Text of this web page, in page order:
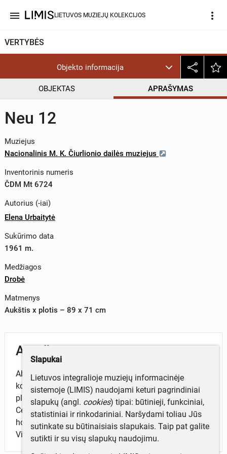
menu LIETUVOS MUZIEJŲ KOLEKCIJOS more_vert
VERTYBĖS
Objekto informacija
OBJEKTAS APRAŠYMAS
Neu 12
Muziejus
Nacionalinis M. K. Čiurlionio dailės muziejus
Inventorinis numeris
ČDM Mt 6724
Autorius (-iai)
Elena Urbaitytė
Sukūrimo data
1961 m.
Medžiagos
Drobė
Matmenys
Aukštis x plotis – 89 x 71 cm
Aprašymas
Abstrakti įvairių spalvinių dėmių ir plokštumų
kompozicija. Paveikslo šonuose oranžinės spalvos
ploteliai. Tamsiai mėlynos dėmės viršuje ir apačioje.
Centre balti ir melsvai balti potėpiai, dvi juodos storos
horizontalios linijos ir didelė juoda dėmė dešinėje.
Vietomis žali potėpiai.
Slapukai
Lietuvos integralioje muziejų informacinėje
sistemoje (LIMIS) naudojami keturi pagrindiniai
slapukų (angl. cookies) tipai: būtinieji, funkciniai,
statistiniai ir rinkodariniai. Naršydami toliau Jūs
sutinkate su būtinaisiais slapukais. Taip pat galite
sutikti ir su visų slapukų naudojimu.